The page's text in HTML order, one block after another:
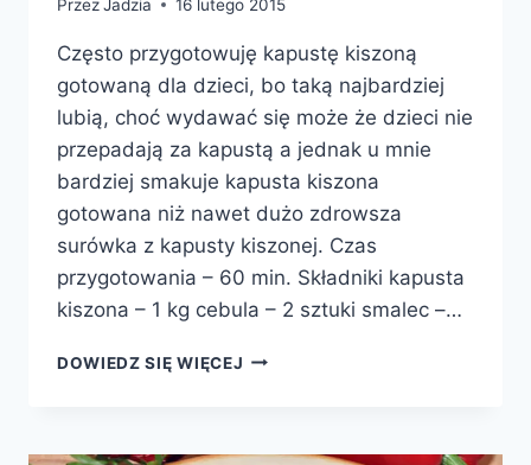
PrzezJadzia 16 lutego 2015
Często przygotowuję kapustę kiszoną
gotowaną dla dzieci, bo taką najbardziej
lubią, choć wydawać się może że dzieci nie
przepadają za kapustą a jednak u mnie
bardziej smakuje kapusta kiszona
gotowana niż nawet dużo zdrowsza
surówka z kapusty kiszonej. Czas
przygotowania – 60 min. Składniki kapusta
kiszona – 1 kg cebula – 2 sztuki smalec –…
DOWIEDZ SIĘ WIĘCEJ KAPUSTA